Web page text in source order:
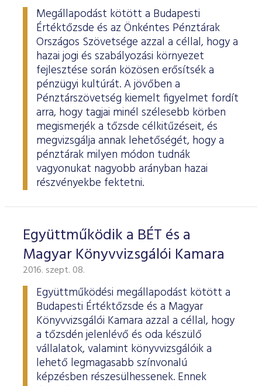
Megállapodást kötött a Budapesti
Értéktőzsde és az Önkéntes Pénztárak
Országos Szövetsége azzal a céllal, hogy a
hazai jogi és szabályozási környezet
fejlesztése során közösen erősítsék a
pénzügyi kultúrát. A jövőben a
Pénztárszövetség kiemelt figyelmet fordít
arra, hogy tagjai minél szélesebb körben
megismerjék a tőzsde célkitűzéseit, és
megvizsgálja annak lehetőségét, hogy a
pénztárak milyen módon tudnák
vagyonukat nagyobb arányban hazai
részvényekbe fektetni.
Együttműködik a BÉT és a
Magyar Könyvvizsgálói Kamara
2016. szept. 08.
Együttműködési megállapodást kötött a
Budapesti Értéktőzsde és a Magyar
Könyvvizsgálói Kamara azzal a céllal, hogy
a tőzsdén jelenlévő és oda készülő
vállalatok, valamint könyvvizsgálóik a
lehető legmagasabb színvonalú
képzésben részesülhessenek. Ennek